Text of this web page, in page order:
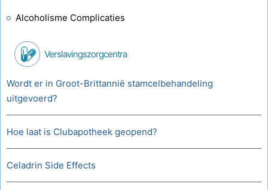
Alcoholisme Complicaties
Verslavingszorgcentra
Wordt er in Groot-Brittannië stamcelbehandeling
uitgevoerd?
Hoe laat is Clubapotheek geopend?
Celadrin Side Effects